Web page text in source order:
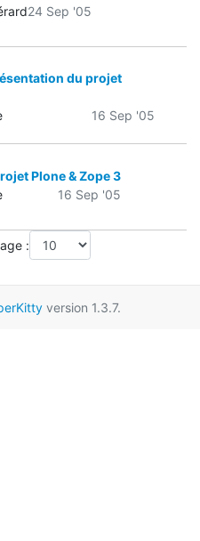
24 Sep '05
du projet
16 Sep '05
Plone & Zope 3
16 Sep '05
:
version 1.3.7.